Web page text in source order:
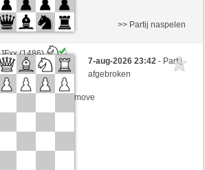
(1486)
side + 0 seconds/move
>> Partij naspelen
7-aug-2026 23:42- Partij
afgebroken